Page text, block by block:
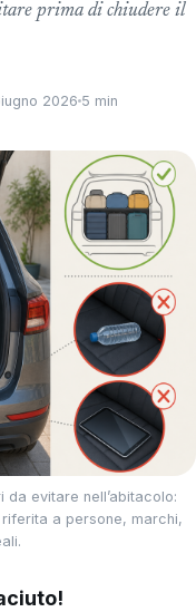
prima di chiudere il
2026 5 min
evitare nell’abitacolo:
a persone, marchi,